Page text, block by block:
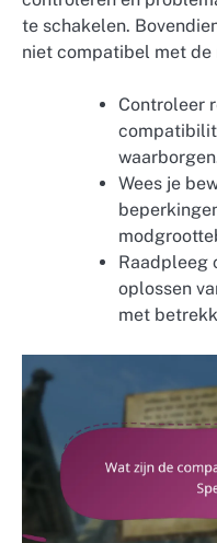
te schakelen.
niet compatibel met
Controleer
Wees je
Raadpleeg
oplossen
met